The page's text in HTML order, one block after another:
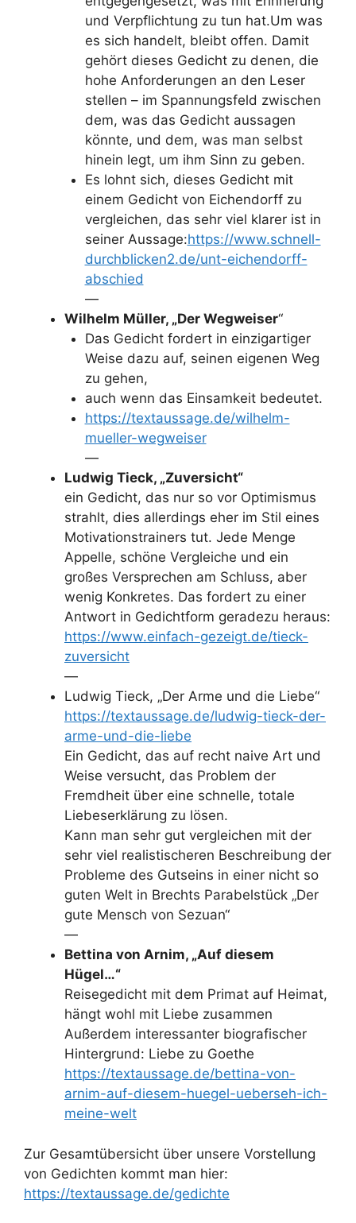
und Verpflichtung zu tun hat.Um was
es sich handelt, bleibt offen. Damit
gehört dieses Gedicht zu denen, die
hohe Anforderungen an den Leser
stellen – im Spannungsfeld zwischen
dem, was das Gedicht aussagen
könnte, und dem, was man selbst
hinein legt, um ihm Sinn zu geben.
Es lohnt sich, dieses Gedicht mit
einem Gedicht von Eichendorff zu
vergleichen, das sehr viel klarer ist in
seiner Aussage:https://www.schnell-
durchblicken2.de/unt-eichendorff-
abschied
—
Wilhelm Müller, „Der Wegweiser“
Das Gedicht fordert in einzigartiger
Weise dazu auf, seinen eigenen Weg
zu gehen,
auch wenn das Einsamkeit bedeutet.
https://textaussage.de/wilhelm-
mueller-wegweiser
—
Ludwig Tieck, „Zuversicht“
ein Gedicht, das nur so vor Optimismus
strahlt, dies allerdings eher im Stil eines
Motivationstrainers tut. Jede Menge
Appelle, schöne Vergleiche und ein
großes Versprechen am Schluss, aber
wenig Konkretes. Das fordert zu einer
Antwort in Gedichtform geradezu heraus:
https://www.einfach-gezeigt.de/tieck-
zuversicht
—
Ludwig Tieck, „Der Arme und die Liebe“
https://textaussage.de/ludwig-tieck-der-
arme-und-die-liebe
Ein Gedicht, das auf recht naive Art und
Weise versucht, das Problem der
Fremdheit über eine schnelle, totale
Liebeserklärung zu lösen.
Kann man sehr gut vergleichen mit der
sehr viel realistischeren Beschreibung der
Probleme des Gutseins in einer nicht so
guten Welt in Brechts Parabelstück „Der
gute Mensch von Sezuan“
—
Bettina von Arnim, „Auf diesem
Hügel…“
Reisegedicht mit dem Primat auf Heimat,
hängt wohl mit Liebe zusammen
Außerdem interessanter biografischer
Hintergrund: Liebe zu Goethe
https://textaussage.de/bettina-von-
arnim-auf-diesem-huegel-ueberseh-ich-
meine-welt
Zur Gesamtübersicht über unsere Vorstellung
von Gedichten kommt man hier:
https://textaussage.de/gedichte